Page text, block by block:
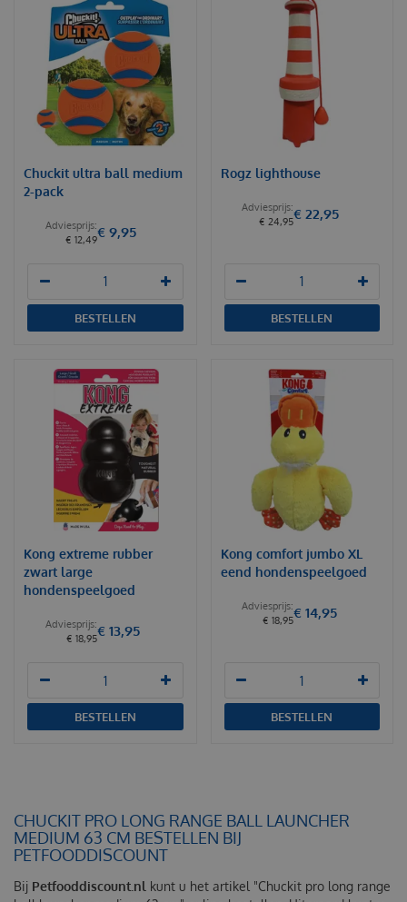
Chuckit ultra ball medium
2-pack
€ 12,49€ 9,95
BESTELLEN
Rogz lighthouse
€ 24,95€ 22,95
BESTELLEN
Kong extreme rubber
zwart large
hondenspeelgoed
€ 18,95€ 13,95
BESTELLEN
Kong comfort jumbo XL
eend hondenspeelgoed
€ 18,95€ 14,95
BESTELLEN
CHUCKIT PRO LONG RANGE BALL LAUNCHER
MEDIUM 63 CM BESTELLEN BIJ
PETFOODDISCOUNT
Bij Petfooddiscount.nl kunt u het artikel "Chuckit pro long range